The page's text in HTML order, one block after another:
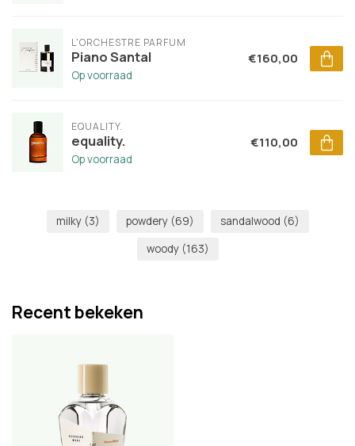
L'ORCHESTRE PARFUM
Piano Santal
Op voorraad
€160,00
EQUALITY.
equality.
Op voorraad
€110,00
milky (3) powdery (69) sandalwood (6)
woody (163)
Recent bekeken